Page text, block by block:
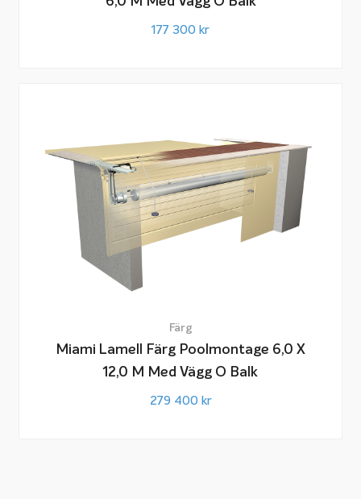
177 300 kr
Färg
Miami Lamell Färg Poolmontage 6,0 X
12,0 M Med Vägg O Balk
279 400 kr